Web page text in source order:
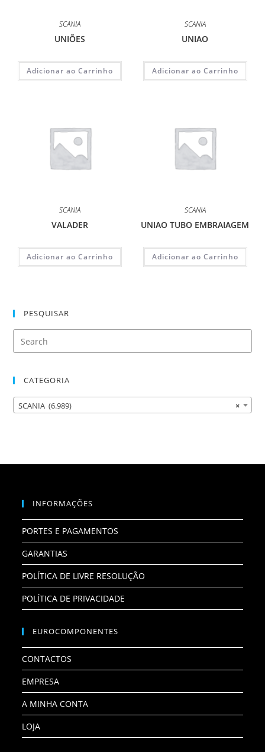
SCANIA
UNIÕES
Adicionar ao Carrinho
SCANIA
UNIAO
Adicionar ao Carrinho
SCANIA
VALADER
Adicionar ao Carrinho
SCANIA
UNIAO TUBO EMBRAIAGEM
Adicionar ao Carrinho
PESQUISAR
CATEGORIA
×
SCANIA (6.989)
INFORMAÇÕES
PORTES E PAGAMENTOS
GARANTIAS
POLÍTICA DE LIVRE RESOLUÇÃO
POLÍTICA DE PRIVACIDADE
EUROCOMPONENTES
CONTACTOS
EMPRESA
A MINHA CONTA
LOJA